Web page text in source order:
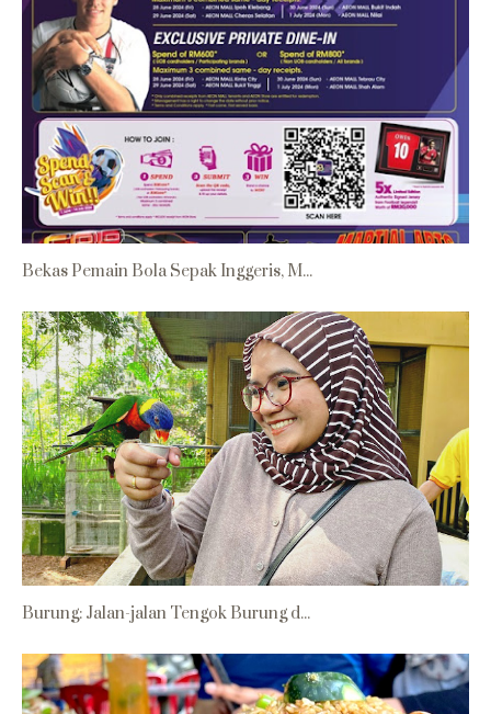
Bekas Pemain Bola Sepak Inggeris, M...
Burung: Jalan-jalan Tengok Burung d...